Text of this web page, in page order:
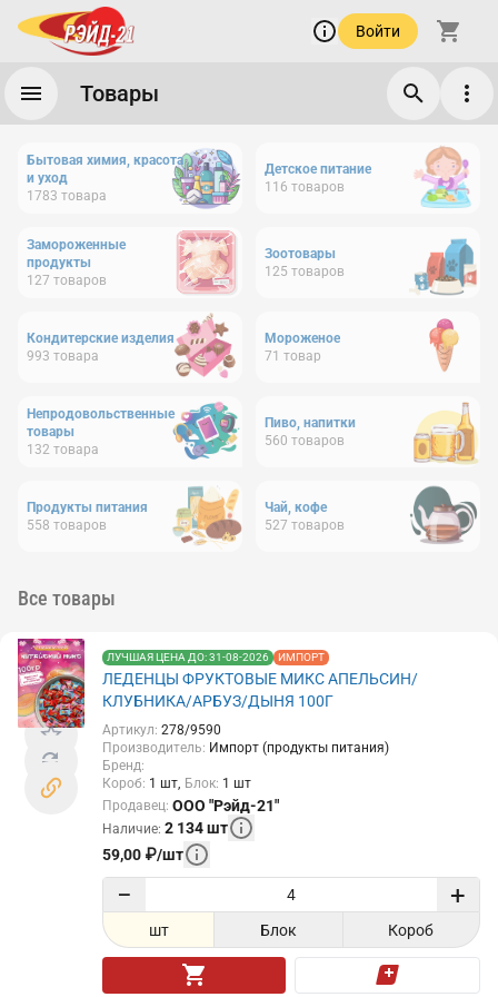
Войти
Товары
Бытовая химия, красота
и уход
1783 товара
Детское питание
116 товаров
Замороженные
продукты
127 товаров
Зоотовары
125 товаров
Кондитерские изделия
993 товара
Мороженое
71 товар
Непродовольственные
товары
132 товара
Пиво, напитки
560 товаров
Продукты питания
558 товаров
Чай, кофе
527 товаров
Все товары
ЛУЧШАЯ ЦЕНА ДО: 31-08-2026 ИМПОРТ
ЛЕДЕНЦЫ ФРУКТОВЫЕ МИКС АПЕЛЬСИН/
КЛУБНИКА/АРБУЗ/ДЫНЯ 100Г
Артикул: 278/9590
Производитель: Импорт (продукты питания)
Бренд:
Короб: 1 шт Блок: 1 шт
Продавец: ООО "Рэйд-21"
Наличие: 2 134шт
59,00 ₽/шт
− +
шт Блок Короб